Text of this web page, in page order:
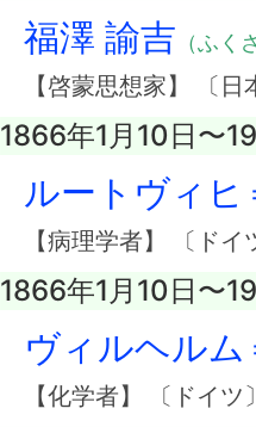
福澤 諭吉 （ふく
【啓蒙思想家】 〔日
1866年1月10日〜
ルートヴィヒ
【病理学者】 〔ドイ
1866年1月10日〜
ヴィルヘル
【化学者】 〔ドイツ〕